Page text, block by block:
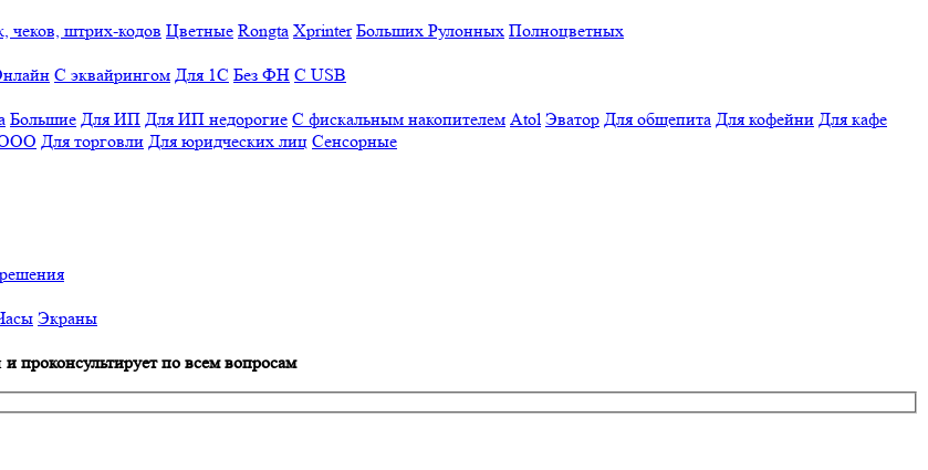
чеков, штрих-кодов Цветные Rongta Xprinter Больших Рулонных Полноцветных
С эквайрингом Для 1С Без ФН С USB
Большие Для ИП Для ИП недорогие С фискальным накопителем Atol Эватор Для общепита Для кофейни Для кафе
Для торговли Для юридческих лиц Сенсорные
Экраны
и проконсультирует по всем вопросам